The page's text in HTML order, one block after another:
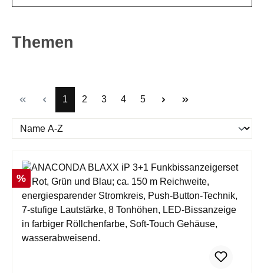
Themen
Seite
1 Seite
2 Seite
3 Seite
4 Seite
5
Rabatt
%